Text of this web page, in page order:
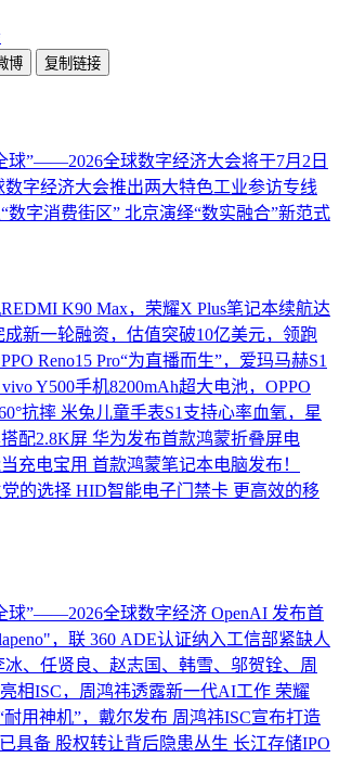
博 复制链接
球”——2026全球数字经济大会将于7月2日
数字经济大会推出两大特色工业参访专线
数字消费街区” 北京演绎“数实融合”新范式
K90 Max，荣耀X Plus笔记本续航达
成新一轮融资，估值突破10亿美元，领跑
Reno15 Pro“为直播而生”，爱玛马赫S1
vivo Y500手机8200mAh超大电池，OPPO
抗摔 米兔儿童手表S1支持心率血氧，星
配2.8K屏 华为发布首款鸿蒙折叠屏电
充电宝用 首款鸿蒙笔记本电脑发布！
党的选择 HID智能电子门禁卡 更高效的移
球”——2026全球数字经济 OpenAI 发布首
，联 360 ADE认证纳入工信部紧缺人
冰、任贤良、赵志国、韩雪、邬贺铨、周
相ISC，周鸿祎透露新一代AI工作 荣耀
用神机”，戴尔发布 周鸿祎ISC宣布打造
具备 股权转让背后隐患丛生 长江存储IPO